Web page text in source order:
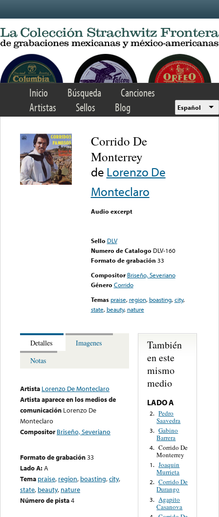
Inicio Búsqueda
Canciones
Artistas
Sellos Blog Español
Corrido De
Monterrey
de Lorenzo De
Monteclaro
Audio excerpt
Sello DLV
Numero de Catalogo DLV-160
Formato de grabación 33
Compositor Briseño, Severiano
Género Corrido
Temas praise, region, boasting,city,
state, beauty, nature
Detalles
Imagenes
Notas
Artista Lorenzo De Monteclaro
Artista aparece en los medios de
comunicación Lorenzo De
Monteclaro
Compositor Briseño, Severiano
Formato de grabación33
Lado A:A
Tema praise, region, boasting,city,
state, beauty, nature
Número de pista4
También
en este
mismo
medio
LADO A
2. Pedro
Saavedra
3. Gabino
Barrera
4. Corrido De
Monterrey
1. Joaquin
Murrieta
2. Corrido De
Durango
3. Agapito
Casanova